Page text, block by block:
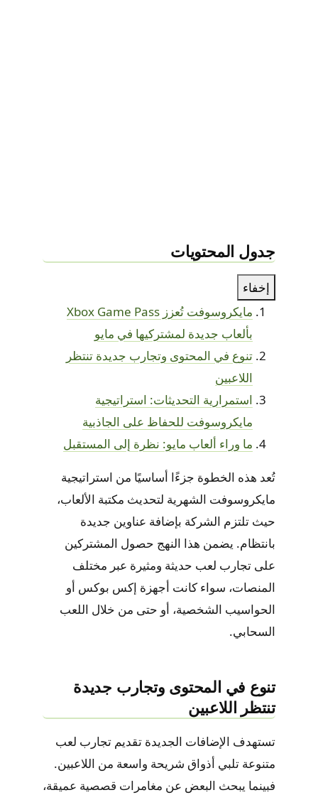
جدول المحتويات
إخفاء
مايكروسوفت تُعزز Xbox Game Pass
بألعاب جديدة لمشتركيها في مايو
تنوع في المحتوى وتجارب جديدة تنتظر
اللاعبين
استمرارية التحديثات: استراتيجية
مايكروسوفت للحفاظ على الجاذبية
ما وراء ألعاب مايو: نظرة إلى المستقبل
تُعد هذه الخطوة جزءًا أساسيًا من استراتيجية
مايكروسوفت الشهرية لتحديث مكتبة الألعاب،
حيث تلتزم الشركة بإضافة عناوين جديدة
بانتظام. يضمن هذا النهج حصول المشتركين
على تجارب لعب حديثة ومثيرة عبر مختلف
المنصات، سواء كانت أجهزة إكس بوكس أو
الحواسيب الشخصية، أو حتى من خلال اللعب
السحابي.
تنوع في المحتوى وتجارب جديدة
تنتظر اللاعبين
تستهدف الإضافات الجديدة تقديم تجارب لعب
متنوعة تلبي أذواق شريحة واسعة من اللاعبين.
فبينما يبحث البعض عن مغامرات قصصية عميقة،